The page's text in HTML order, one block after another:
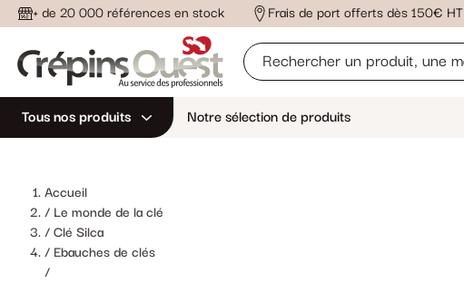
+ de 20 000 références en stock Frais de port offerts dès 150€ HT
Tous nos produits Notre sélection de produits
Accueil
Le monde de la clé
Clé Silca
Ebauches de clés
/